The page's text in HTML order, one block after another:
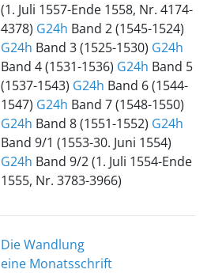
(1. Juli 1557-Ende 1558, Nr. 4174-
4378) G24h Band 2 (1545-1524)
G24h Band 3 (1525-1530) G24h
Band 4 (1531-1536) G24h Band 5
(1537-1543) G24h Band 6 (1544-
1547) G24h Band 7 (1548-1550)
G24h Band 8 (1551-1552) G24h
Band 9/1 (1553-30. Juni 1554)
G24h Band 9/2 (1. Juli 1554-Ende
1555, Nr. 3783-3966)
Die Wandlung
eine Monatsschrift